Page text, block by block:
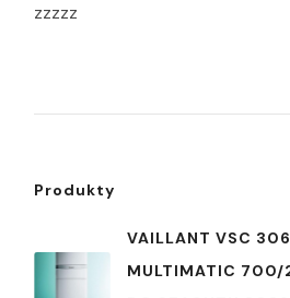
zzzzz
Produkty
VAILLANT VSC
MULTIMATIC 700/